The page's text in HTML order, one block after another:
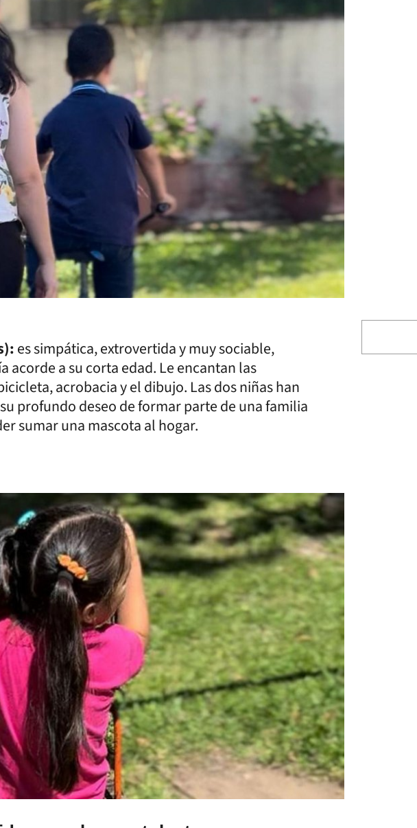
es simpática, extrovertida y muy sociable,
a su corta edad. Le encantan las
acrobacia y el dibujo. Las dos niñas han
profundo deseo de formar parte de una familia
sumar una mascota al hogar.